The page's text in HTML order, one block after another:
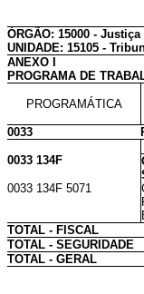
ÓRGÃO: 15000 -
UNIDADE: 15105 -
ANEXO I
PROGRAMA DE
PROGRAMÁTICA
0033
0033 134F
0033 134F 5071
TOTAL - FISCAL
TOTAL - SEGURIDADE
TOTAL - GERAL